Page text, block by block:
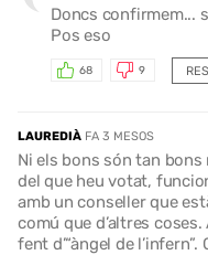
Doncs confirmem...
Pos eso
68 9
LAUREDIÀ FA 3 MESOS
Ni els bons són tan
del que heu votat,
amb un conseller que
comú que d’altres
fent d’“àngel de